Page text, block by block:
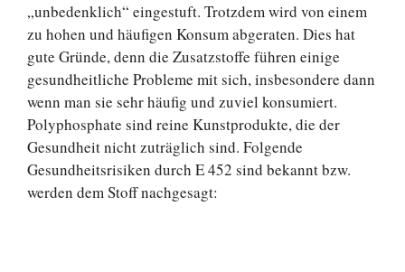
„unbedenklich“ eingestuft. Trotzdem wird von einem
zu hohen und häufigen Konsum abgeraten. Dies hat
gute Gründe, denn die Zusatzstoffe führen einige
gesundheitliche Probleme mit sich, insbesondere dann
wenn man sie sehr häufig und zuviel konsumiert.
Polyphosphate sind reine Kunstprodukte, die der
Gesundheit nicht zuträglich sind. Folgende
Gesundheitsrisiken durch E 452 sind bekannt bzw.
werden dem Stoff nachgesagt: